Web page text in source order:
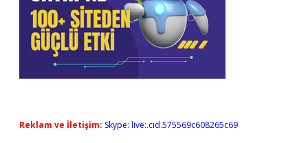
Reklam ve İletişim: Skype: live:.cid.575569c608265c69